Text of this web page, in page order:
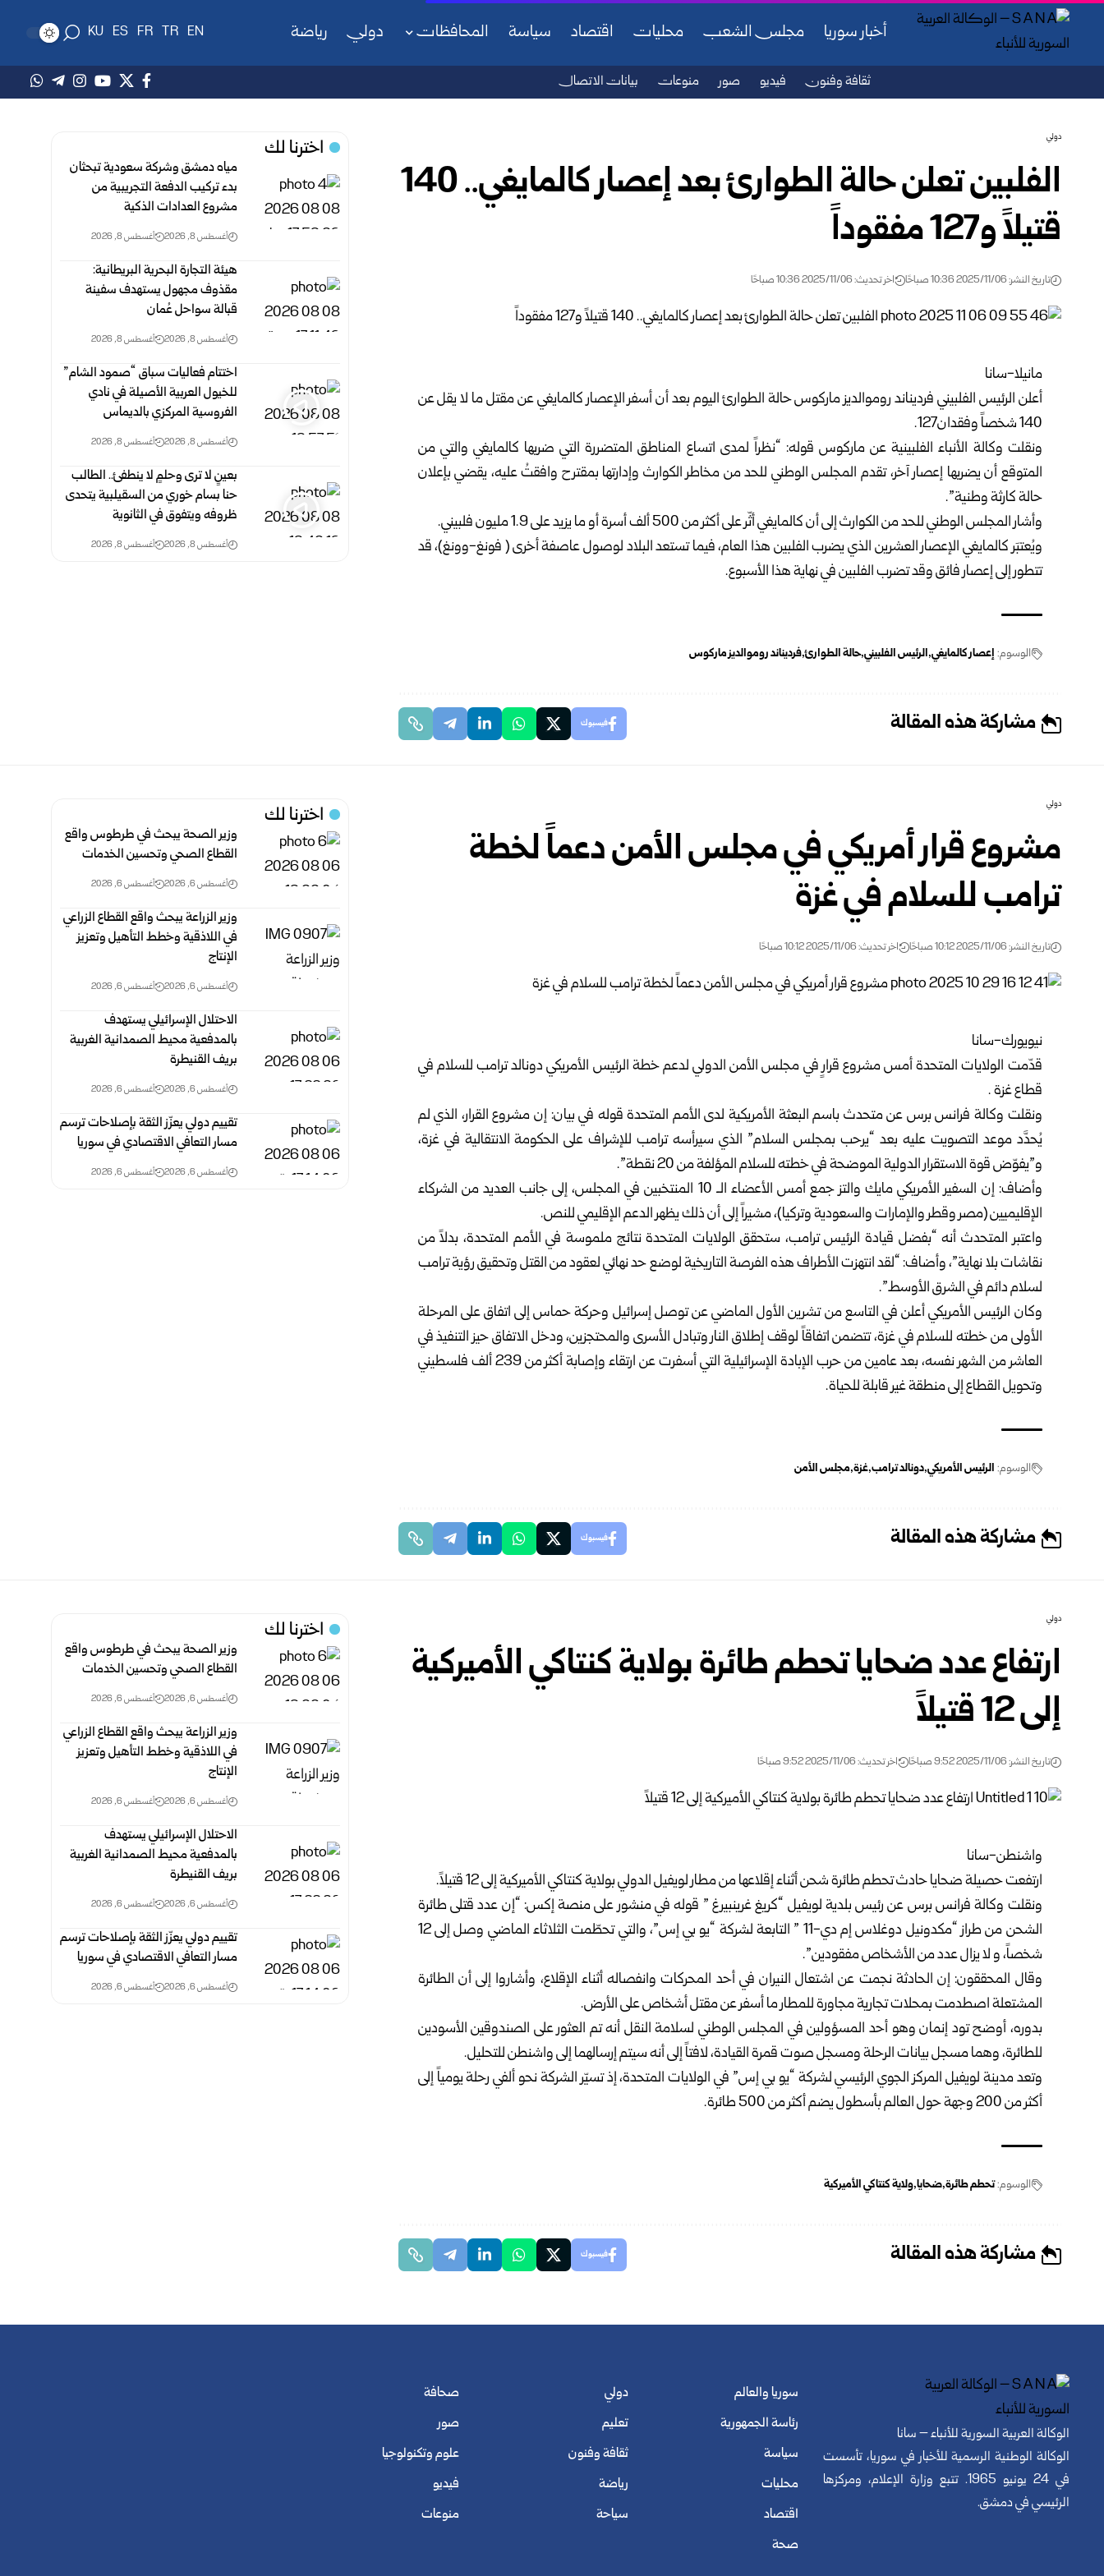
أخبار سوريا مجلس الشعب محليات اقتصاد سياسة المحافظات دولي رياضة EN
TR
FR
ES
KU
ثقافة وفنون فيديو صور منوعات بيانات الاتصال
دولي
الفلبين تعلن حالة الطوارئ بعد إعصار كالمايغي.. 140
قتيلاً و127 مفقوداً
تاريخ النشر: 2025/11/06 10:36 صباحًا اخر تحديث: 2025/11/06 10:36 صباحًا
مانيلا-سانا
أعلن الرئيس الفلبيني فرديناند روموالديز ماركوس حالة الطوارئ اليوم بعد أن أسفر الإعصار كالمايغي عن مقتل ما لا يقل عن
140 شخصاً وفقدان127.
ونقلت وكالة الأنباء الفلبينية عن ماركوس قوله: “نظراً لمدى اتساع المناطق المتضررة التي ضربها كالمايغي والتي من
المتوقع أن يضربها إعصار آخر، تقدم المجلس الوطني للحد من مخاطر الكوارث وإدارتها بمقترح وافقتُ عليه، يقضي بإعلان
حالة كارثة وطنية”.
وأشار المجلس الوطني للحد من الكوارث إلى أن كالمايغي أثّر على أكثر من 500 ألف أسرة أو ما يزيد على 1.9 مليون فلبيني.
ويُعتبَر كالمايغي الإعصار العشرين الذي يضرب الفلبين هذا العام، فيما تستعد البلاد لوصول عاصفة أخرى ( فونغ-وونغ)، قد
تتطور إلى إعصار فائق وقد تضرب الفلبين في نهاية هذا الأسبوع.
الوسوم: إعصار كالمايغي الرئيس الفلبيني حالة الطوارئ فرديناند روموالديز ماركوس
مشاركة هذه المقالة فيسبوك
اخترنا لك
مياه دمشق وشركة سعودية تبحثان
بدء تركيب الدفعة التجريبية من
مشروع ‌‏العدادات الذكية ‏
أغسطس 8, 2026 أغسطس 8, 2026
هيئة التجارة البحرية البريطانية:
مقذوف مجهول يستهدف سفينة
قبالة سواحل عُمان
أغسطس 8, 2026 أغسطس 8, 2026
اختتام فعاليات سباق “صمود الشام”
للخيول العربية الأصيلة في نادي
الفروسية المركزي بالديماس
أغسطس 8, 2026 أغسطس 8, 2026
بعينٍ لا ترى وحلمٍ لا ينطفئ.. الطالب
حنا بسام خوري من السقيلبية يتحدى
ظروفه ويتفوق في الثانوية
أغسطس 8, 2026 أغسطس 8, 2026
دولي
مشروع قرار أمريكي في مجلس الأمن دعماً لخطة
ترامب للسلام في غزة
تاريخ النشر: 2025/11/06 10:12 صباحًا اخر تحديث: 2025/11/06 10:12 صباحًا
نيويورك-سانا
قدّمت الولايات المتحدة أمس مشروع قرارٍ في مجلس الأمن الدولي لدعم خطة الرئيس الأمريكي دونالد ترامب للسلام في
قطاع غزة .
ونقلت وكالة فرانس برس عن متحدث باسم البعثة الأمريكية لدى الأمم المتحدة قوله في بيان: إن مشروع القرار، الذي لم
يُحدَّد موعد التصويت عليه بعد “يرحب بمجلس السلام” الذي سيرأسه ترامب للإشراف على الحكومة الانتقالية في غزة،
و”يفوّض قوة الاستقرار الدولية الموضحة في خطته للسلام المؤلفة من 20 نقطة”.
وأضاف: إن السفير الأمريكي مايك والتز جمع أمس الأعضاء الـ 10 المنتخبين في المجلس، إلى جانب العديد من الشركاء
الإقليميين (مصر وقطر والإمارات والسعودية وتركيا)، مشيراً إلى أن ذلك يظهر الدعم الإقليمي للنص.
واعتبر المتحدث أنه “بفضل قيادة الرئيس ترامب، ستحقق الولايات المتحدة نتائج ملموسة في الأمم المتحدة، بدلاً من
نقاشات بلا نهاية”، وأضاف: “لقد انتهزت الأطراف هذه الفرصة التاريخية لوضع حد نهائي لعقود من القتل وتحقيق رؤية ترامب
لسلام دائم في الشرق الأوسط”.
وكان الرئيس الأمريكي أعلن في التاسع من تشرين الأول الماضي عن توصل إسرائيل وحركة حماس إلى اتفاق على المرحلة
الأولى من خطته للسلام في غزة، تتضمن اتفاقاً لوقف إطلاق النار وتبادل الأسرى والمحتجزين، ودخل الاتفاق حيز التنفيذ في
العاشر من الشهر نفسه، بعد عامين من حرب الإبادة الإسرائيلية التي أسفرت عن ارتقاء وإصابة أكثر من 239 ألف فلسطيني
وتحويل القطاع إلى منطقة غير قابلة للحياة.
الوسوم: الرئيس الأمريكي دونالد ترامب غزة مجلس الأمن
مشاركة هذه المقالة فيسبوك
اخترنا لك
وزير الصحة يبحث في طرطوس واقع
القطاع الصحي وتحسين الخدمات
أغسطس 6, 2026 أغسطس 6, 2026
وزير الزراعة يبحث واقع القطاع الزراعي
في اللاذقية وخطط التأهيل وتعزيز
الإنتاج
أغسطس 6, 2026 أغسطس 6, 2026
الاحتلال الإسرائيلي يستهدف
بالمدفعية محيط الصمدانية الغربية
بريف القنيطرة
أغسطس 6, 2026 أغسطس 6, 2026
تقييم دولي يعزّز الثقة بإصلاحات ترسم
مسار التعافي الاقتصادي في سوريا
أغسطس 6, 2026 أغسطس 6, 2026
دولي
ارتفاع عدد ضحايا تحطم طائرة بولاية كنتاكي الأميركية
إلى 12 قتيلاً
تاريخ النشر: 2025/11/06 9:52 صباحًا اخر تحديث: 2025/11/06 9:52 صباحًا
واشنطن-سانا
ارتفعت حصيلة ضحايا حادث تحطم طائرة شحن أثناء إقلاعها من مطار لويفيل الدولي بولاية كنتاكي الأميركية إلى 12 قتيلاً.
ونقلت وكالة فرانس برس عن رئيس بلدية لويفيل “كريغ غرينبيرغ ” قوله في منشور على منصة إكس: “إن عدد قتلى طائرة
الشحن من طراز “مكدونيل دوغلاس إم دي-11 ” التابعة لشركة “يو بي إس”، والتي تحطّمت الثلاثاء الماضي وصل إلى 12
شخصاً، و لا يزال عدد من الأشخاص مفقودين”.
وقال المحققون: إن الحادثة نجمت عن اشتعال النيران في أحد المحركات وانفصاله أثناء الإقلاع، وأشاروا إلى أن الطائرة
المشتعلة اصطدمت بمحلات تجارية مجاورة للمطار ما أسفر عن مقتل أشخاص على الأرض.
بدوره، أوضح تود إنمان وهو أحد المسؤولين في المجلس الوطني لسلامة النقل أنه تم العثور على الصندوقين الأسودين
للطائرة، وهما مسجل بيانات الرحلة ومسجل صوت قمرة القيادة، لافتاً إلى أنه سيتم إرسالهما إلى واشنطن للتحليل.
وتعد مدينة لويفيل المركز الجوي الرئيسي لشركة “يو بي إس” في الولايات المتحدة، إذ تسيّر الشركة نحو ألفي رحلة يومياً إلى
أكثر من 200 وجهة حول العالم بأسطول يضم أكثر من 500 طائرة.
الوسوم:تحطم طائرة ضحايا ولاية كنتاكي الأميركية
مشاركة هذه المقالة فيسبوك
اخترنا لك
وزير الصحة يبحث في طرطوس واقع
القطاع الصحي وتحسين الخدمات
أغسطس 6, 2026 أغسطس 6, 2026
وزير الزراعة يبحث واقع القطاع الزراعي
في اللاذقية وخطط التأهيل وتعزيز
الإنتاج
أغسطس 6, 2026 أغسطس 6, 2026
الاحتلال الإسرائيلي يستهدف
بالمدفعية محيط الصمدانية الغربية
بريف القنيطرة
أغسطس 6, 2026 أغسطس 6, 2026
تقييم دولي يعزّز الثقة بإصلاحات ترسم
مسار التعافي الاقتصادي في سوريا
أغسطس 6, 2026 أغسطس 6, 2026
الوكالة العربية السورية للأنباء – سانا
الوكالة الوطنية الرسمية للأخبار في سوريا، تأسست
في 24 يونيو 1965. تتبع وزارة الإعلام، ومركزها
الرئيسي في دمشق.
سوريا والعالم
رئاسة الجمهورية
سياسة
محليات
اقتصاد
صحة
دولي
تعليم
ثقافة وفنون
رياضة
سياحة
صحافة
صور
علوم وتكنولوجيا
فيديو
منوعات